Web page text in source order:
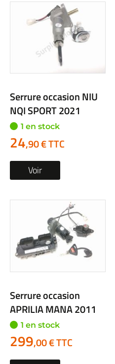
Serrure occasion NIU
NQI SPORT 2021
1 en stock
24,90 € TTC
Voir
Serrure occasion
APRILIA MANA 2011
1 en stock
299,00 € TTC